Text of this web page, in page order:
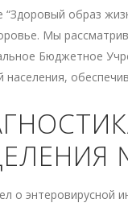
“Здоровый образ
Мы
Бюджетное
населения,
о энтеровирусной